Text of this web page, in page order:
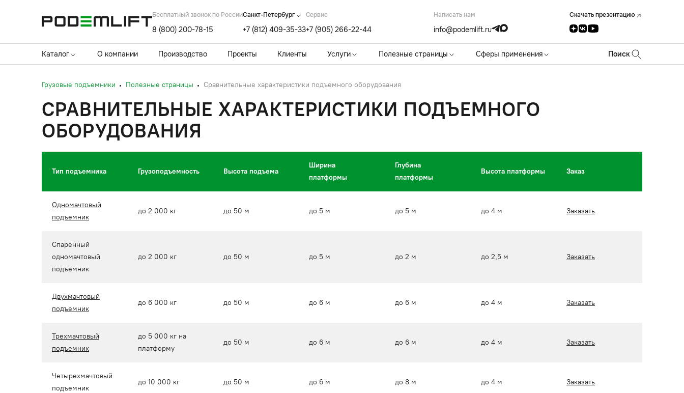
Бесплатный звонок по России
8 (800) 200-78-15
Санкт-Петербург
+7 (812) 409-35-33
Cервис
+7 (905) 266-22-44
Написать нам
info@podemlift.ru
Скачать презентацию
Каталог О компании Производство Проекты Клиенты Услуги Полезные страницы Сферы применения Поиск
Грузовые подъемники Полезные страницы Сравнительные характеристики подъемного оборудования
СРАВНИТЕЛЬНЫЕ ХАРАКТЕРИСТИКИ ПОДЪЕМНОГО
ОБОРУДОВАНИЯ
Тип подъемника Грузоподъемность Высота подъема
Ширина
платформы
Глубина
платформы
Высота платформы Заказ
Одномачтовый
подъемник
до 2 000 кг до 50 м до 5 м до 5 м до 4 м Заказать
Спаренный
одномачтовый
подъемник
до 2 000 кг до 50 м до 5 м до 2 м до 2,5 м Заказать
Двухмачтовый
подъемник
до 6 000 кг до 50 м до 6 м до 6 м до 4 м Заказать
Трехмачтовый
подъемник
до 5 000 кг на
платформу
до 50 м до 6 м до 6 м до 4 м Заказать
Четырехмачтовый
подъемник
до 10 000 кг до 50 м до 6 м до 8 м до 4 м Заказать